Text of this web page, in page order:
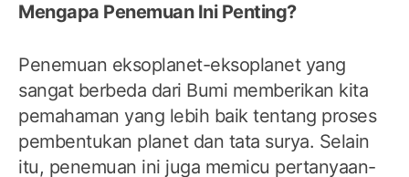
Mengapa Penemuan Ini Penting?
Penemuan eksoplanet-eksoplanet yang
sangat berbeda dari Bumi memberikan kita
pemahaman yang lebih baik tentang proses
pembentukan planet dan tata surya. Selain
itu, penemuan ini juga memicu pertanyaan-